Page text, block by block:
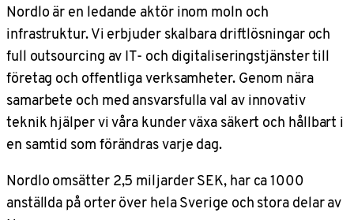
Nordlo är en ledande aktör inom moln och
infrastruktur. Vi erbjuder skalbara driftlösningar och
full outsourcing av IT- och digitaliseringstjänster till
företag och offentliga verksamheter. Genom nära
samarbete och med ansvarsfulla val av innovativ
teknik hjälper vi våra kunder växa säkert och hållbart i
en samtid som förändras varje dag.
Nordlo omsätter 2,5 miljarder SEK, har ca 1000
anställda på orter över hela Sverige och stora delar av